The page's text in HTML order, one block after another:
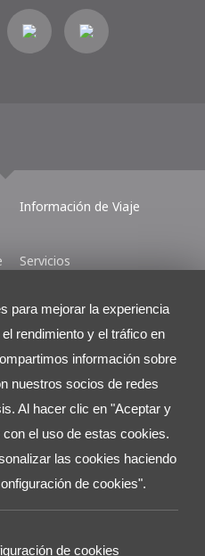
Información de Viaje
Servicios
Mapas del Aeropuerto
L.501 (Piso 5)
Garcia, N.L., México.
para mejorar la experiencia
rendimiento y el tráfico en
información sobre
nuestros socios de redes
Al hacer clic en "Aceptar y
el uso de estas cookies.
las cookies haciendo
de cookies".
de cookies